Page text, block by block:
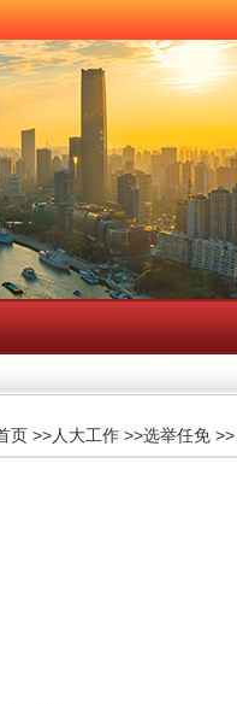
页>>人大工作>>选举任免>>